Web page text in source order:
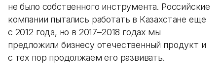
не было собственного инструмента. Российские
компании пытались работать в Казахстане еще
с 2012 года, но в 2017–2018 годах мы
предложили бизнесу отечественный продукт и
с тех пор продолжаем его развивать.